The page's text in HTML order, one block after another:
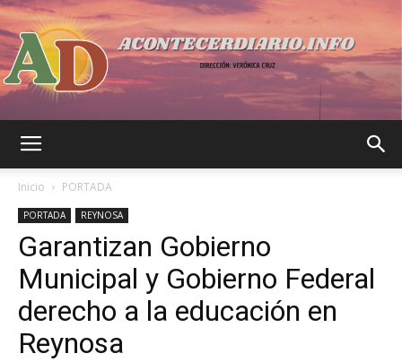
Diario
Inicio PORTADA
PORTADA REYNOSA
Garantizan Gobierno
Municipal y Gobierno Federal
derecho a la educación en
Reynosa